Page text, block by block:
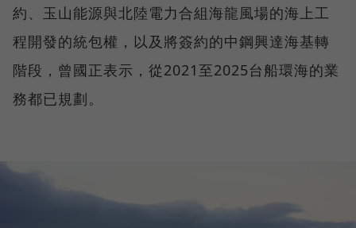
約、玉山能源與北陸電力合組海龍風場的海上工
程開發的統包權，以及將簽約的中鋼興達海基轉
階段，曾國正表示，從2021至2025台船環海的業
務都已規劃。